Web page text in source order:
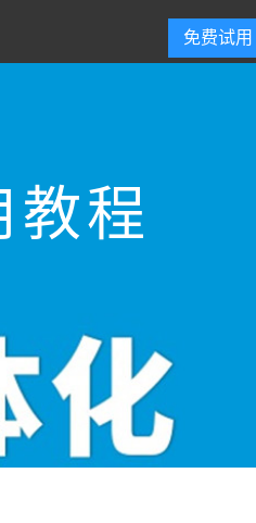
免费试用
教程